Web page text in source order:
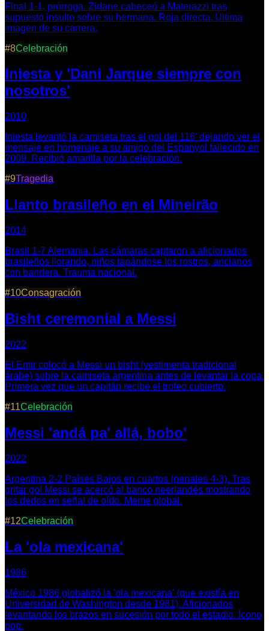
Final 1-1, prórroga. Zidane cabeceó a Materazzi tras
supuesto insulto sobre su hermana. Roja directa. Última
imagen de su carrera.
#8Celebración
Iniesta y 'Dani Jarque siempre con
nosotros'
2010
Iniesta levantó la camiseta tras el gol del 116' dejando ver el
mensaje en homenaje a su amigo del Espanyol fallecido en
2009. Recibió amarilla por la celebración.
#9Tragedia
Llanto brasileño en el Mineirão
2014
Brasil 1-7 Alemania. Las cámaras captaron a aficionados
brasileños llorando, niños tapándose los rostros, ancianos
con bandera. Trauma nacional.
#10Consagración
Bisht ceremonial a Messi
2022
El Emir colocó a Messi un bisht (vestimenta tradicional
árabe) sobre la camiseta argentina antes de levantar la copa.
Primera vez que un capitán recibe el trofeo cubierto.
#11Celebración
Messi 'andá pa' allá, bobo'
2022
Argentina 2-2 Países Bajos en cuartos (penales 4-3). Tras
gritar gol Messi se acercó al banco neerlandés mostrando
los dedos en señal de oído. Meme global.
#12Celebración
La 'ola mexicana'
1986
México 1986 globalizó la 'ola mexicana' (que existía en
Universidad de Washington desde 1981). Aficionados
levantando los brazos en sucesión por todo el estadio. Ícono
pop.